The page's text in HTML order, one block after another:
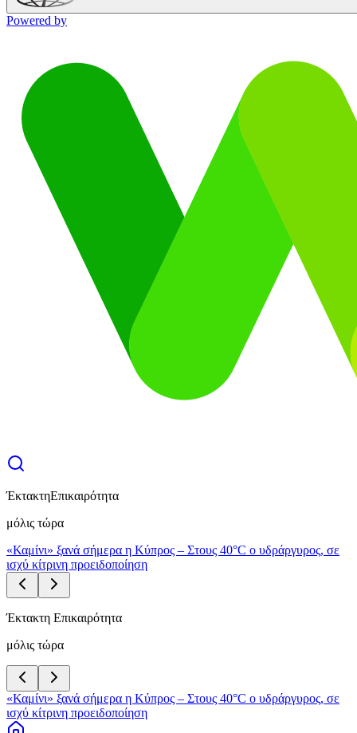
Powered by
ΈκτακτηΕπικαιρότητα
μόλις τώρα
«Καμίνι» ξανά σήμερα η Κύπρος – Στους 40°C ο υδράργυρος, σε
ισχύ κίτρινη προειδοποίηση
Έκτακτη Επικαιρότητα
μόλις τώρα
«Καμίνι» ξανά σήμερα η Κύπρος – Στους 40°C ο υδράργυρος, σε
ισχύ κίτρινη προειδοποίηση